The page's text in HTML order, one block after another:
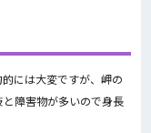
には大変ですが、岬の
障害物が多いので身長